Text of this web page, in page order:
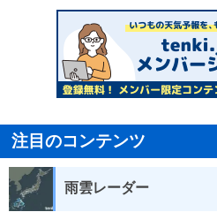
注目のコンテンツ
雨雲レーダー